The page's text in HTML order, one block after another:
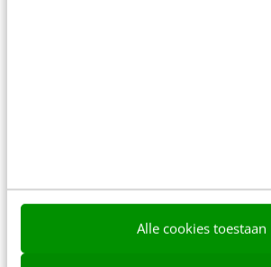
Alle cookies toestaan